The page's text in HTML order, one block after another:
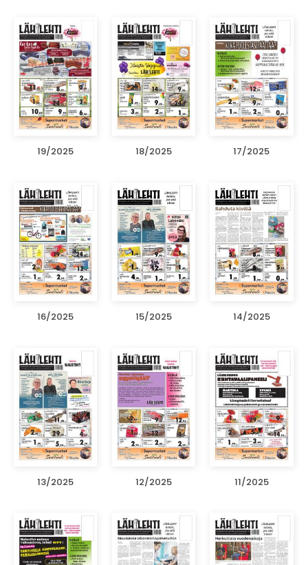
19/2025 18/2025 17/2025
16/2025 15/2025 14/2025
13/2025 12/2025 11/2025